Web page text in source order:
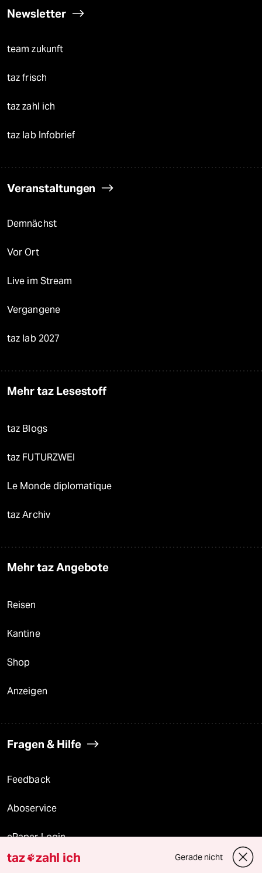
Newsletter
team zukunft
taz frisch
taz zahl ich
taz lab Infobrief
Veranstaltungen
Demnächst
Vor Ort
Live im Stream
Vergangene
taz lab 2027
Mehr taz Lesestoff
taz Blogs
taz FUTURZWEI
Le Monde diplomatique
taz Archiv
Mehr taz Angebote
Reisen
Kantine
Shop
Anzeigen
Fragen & Hilfe
Feedback
Aboservice
ePaper Login
Downloads für Abonnierende
taz zahl ich Gerade nicht